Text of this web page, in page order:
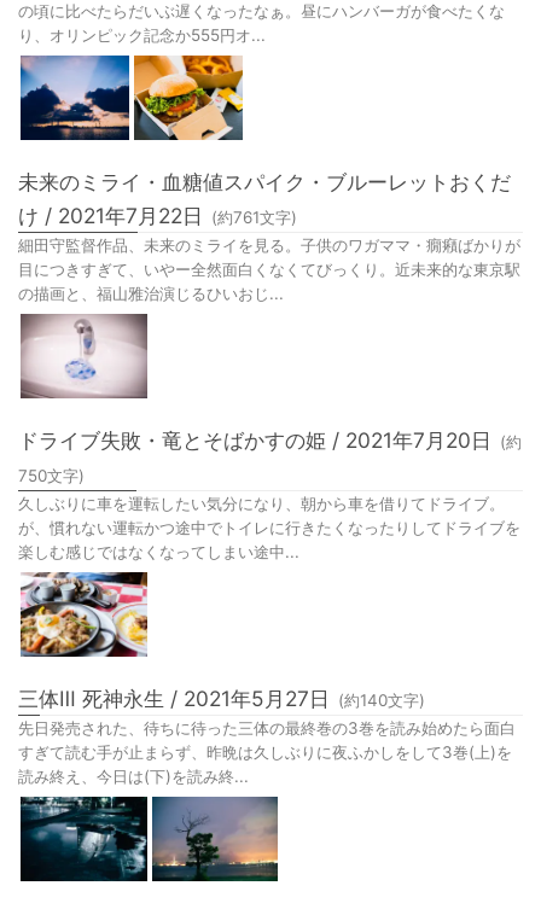
の頃に比べたらだいぶ遅くなったなぁ。昼にハンバーガが食べたくな
り、オリンピック記念か555円オ...
未来のミライ・血糖値スパイク・ブルーレットおくだ
け / 2021年7月22日
(約761文字)
細田守監督作品、未来のミライを見る。子供のワガママ・癇癪ばかりが
目につきすぎて、いやー全然面白くなくてびっくり。近未来的な東京駅
の描画と、福山雅治演じるひいおじ...
ドライブ失敗・竜とそばかすの姫 / 2021年7月20日
(約
750文字)
久しぶりに車を運転したい気分になり、朝から車を借りてドライブ。
が、慣れない運転かつ途中でトイレに行きたくなったりしてドライブを
楽しむ感じではなくなってしまい途中...
三体Ⅲ 死神永生 / 2021年5月27日 (約140文字)
先日発売された、待ちに待った三体の最終巻の3巻を読み始めたら面白
すぎて読む手が止まらず、昨晩は久しぶりに夜ふかしをして3巻(上)を
読み終え、今日は(下)を読み終...